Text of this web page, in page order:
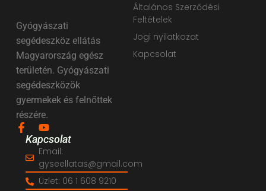
Gyógyászati
segédeszköz ellátás
Magyarország egész
területén. Gyógyászati
segédeszközök
gyermekek és felnőttek
részére.
Általános Szerződési
Feltételek
Jogi nyilatkozat
Kapcsolat
Kapcsolat
Email:
gyseellatas@gmail.com
Üzlet: 06 1 608 9210